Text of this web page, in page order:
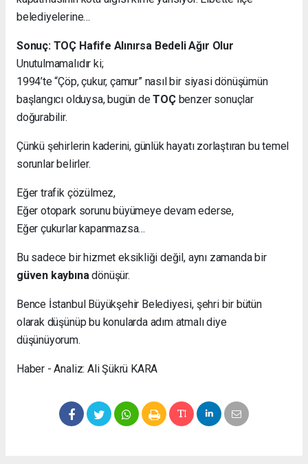
belediyelerine…
Sonuç: TOÇ Hafife Alınırsa Bedeli Ağır Olur
Unutulmamalıdır ki;
1994’te “Çöp, çukur, çamur” nasıl bir siyasi dönüşümün
başlangıcı olduysa, bugün deTOÇbenzer sonuçlar
doğurabilir.
Çünkü şehirlerin kaderini, günlük hayatı zorlaştıran bu temel
sorunlar belirler.
Eğer trafik çözülmez,
Eğer otopark sorunu büyümeye devam ederse,
Eğer çukurlar kapanmazsa…
Bu sadece bir hizmet eksikliği değil, aynı zamanda bir
güven kaybınadönüşür.
Bence İstanbul Büyükşehir Belediyesi, şehri bir bütün
olarak düşünüp bu konularda adım atmalı diye
düşünüyorum.
Haber - Analiz: Ali Şükrü KARA